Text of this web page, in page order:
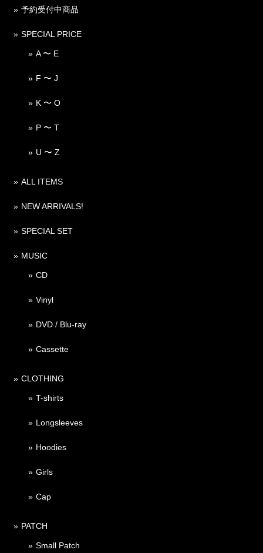
予約受付中商品
SPECIAL PRICE
A 〜 E
F 〜 J
K 〜 O
P 〜 T
U 〜 Z
ALL ITEMS
NEW ARRIVALS!
SPECIAL SET
MUSIC
CD
Vinyl
DVD / Blu-ray
Cassette
CLOTHING
T-shirts
Longsleeves
Hoodies
Girls
Cap
PATCH
Small Patch